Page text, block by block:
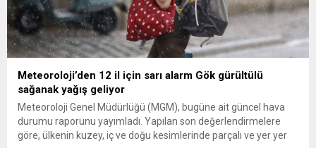
Meteoroloji’den 12 il için sarı alarm Gök gürültülü
sağanak yağış geliyor
Meteoroloji Genel Müdürlüğü (MGM), bugüne ait güncel hava
durumu raporunu yayımladı. Yapılan son değerlendirmelere
göre, ülkenin kuzey, iç ve doğu kesimlerinde parçalı ve yer yer